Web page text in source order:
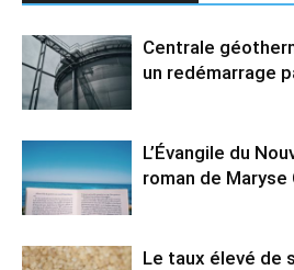
Centrale
un redémarrage
L’Évangile du
roman de Maryse
Le taux élevé de